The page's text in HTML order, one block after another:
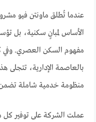
عندما تُطلق ماونتن فيو
الأساس لمبانٍ سكنية، بل
مفهوم السكن العصري. وفي
بالعاصمة الإدارية،
منظومة خدمية شاملة تضمن
عملت الشركة على توفير كل